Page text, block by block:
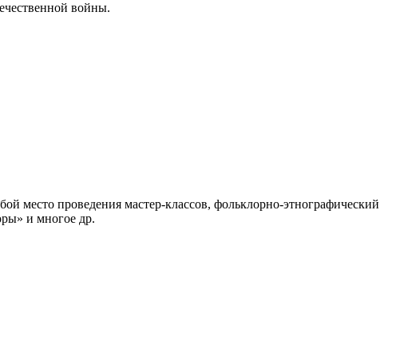
войны.
место проведения мастер-классов, фольклорно-этнографический
и многое др.